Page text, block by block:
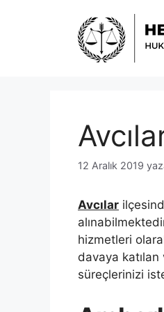
12 Aralık 2019
Avcılar
hizmetleri
davaya
süreçlerinizi